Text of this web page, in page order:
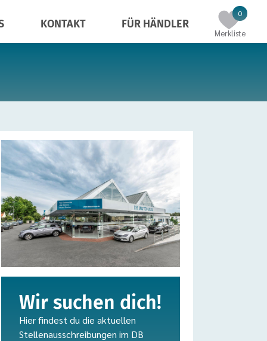
Merkliste
0Einträge
der
KONTAKT FÜR HÄNDLER
Wir suchen dich!
Hier findest du die aktuellen
Stellenausschreibungen im DB